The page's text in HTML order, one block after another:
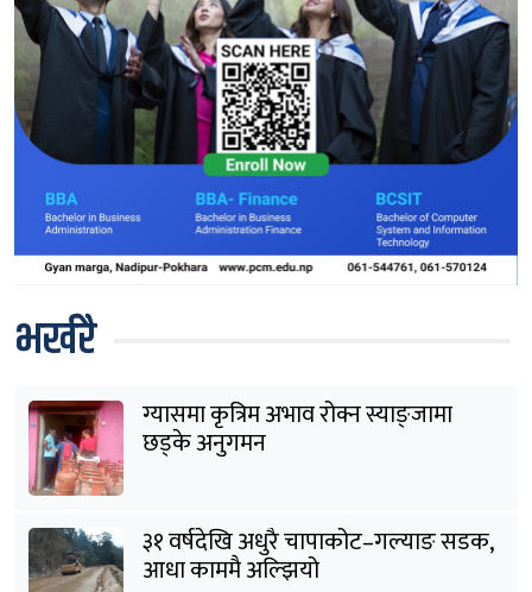
भर्खरै
ग्यासमा कृत्रिम अभाव रोक्न स्याङ्जामा
छड्के अनुगमन
३१ वर्षदेखि अधुरै चापाकोट–गल्याङ सडक,
आधा काममै अल्झियो